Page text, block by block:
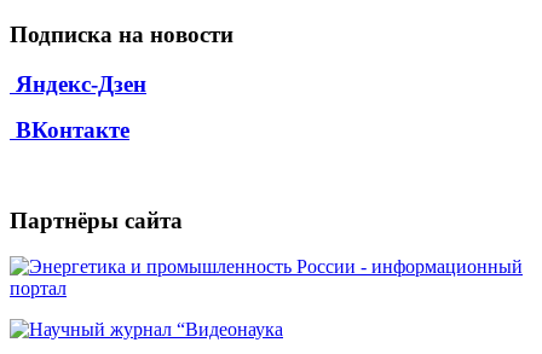
Подписка на новости
Яндекс-Дзен
ВКонтакте
Партнёры сайта